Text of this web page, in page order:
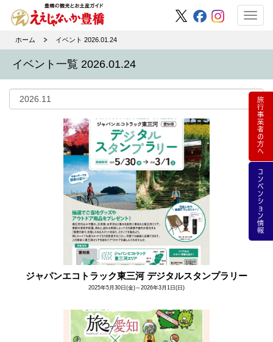
ホーム イベント 2026.01.24
イベント一覧 2026.01.24
ジャパンエコトラック東三河 デジタルスタンプラリー
2025年5月30日(金)～2026年3月1日(日)